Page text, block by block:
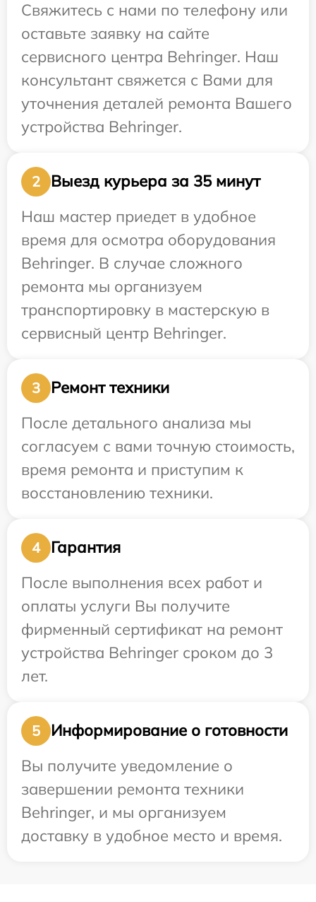
Свяжитесь с нами по телефону или
оставьте заявку на сайте
сервисного центра Behringer. Наш
консультант свяжется с Вами для
уточнения деталей ремонта Вашего
устройства Behringer.
2
Выезд курьера за 35 минут
Наш мастер приедет в удобное
время для осмотра оборудования
Behringer. В случае сложного
ремонта мы организуем
транспортировку в мастерскую в
сервисный центр Behringer.
3
Ремонт техники
После детального анализа мы
согласуем с вами точную стоимость,
время ремонта и приступим к
восстановлению техники.
4
Гарантия
После выполнения всех работ и
оплаты услуги Вы получите
фирменный сертификат на ремонт
устройства Behringer сроком до 3
лет.
5
Информирование о готовности
Вы получите уведомление о
завершении ремонта техники
Behringer, и мы организуем
доставку в удобное место и время.